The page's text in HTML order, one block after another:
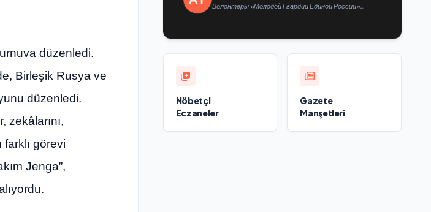
düzenledi.
Birleşik Rusya ve
düzenledi.
zekâlarını,
farklı görevi
Jenga”,
Волонтёры «Молодой Гвардии Единой России»
Nöbetçi
Eczaneler
Gazete
Manşetleri